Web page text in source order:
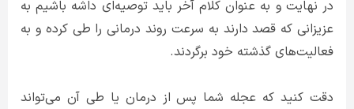
در نهایت و به عنوان کلام آخر باید توصیه‌ای داشه باشیم به
عزیزانی که قصد دارند به سرعت روند درمانی را طی کرده و به
فعالیت‌های گذشته خود برگردند.
دقت کنید که عجله شما پس از درمان یا طی آن می‌تواند